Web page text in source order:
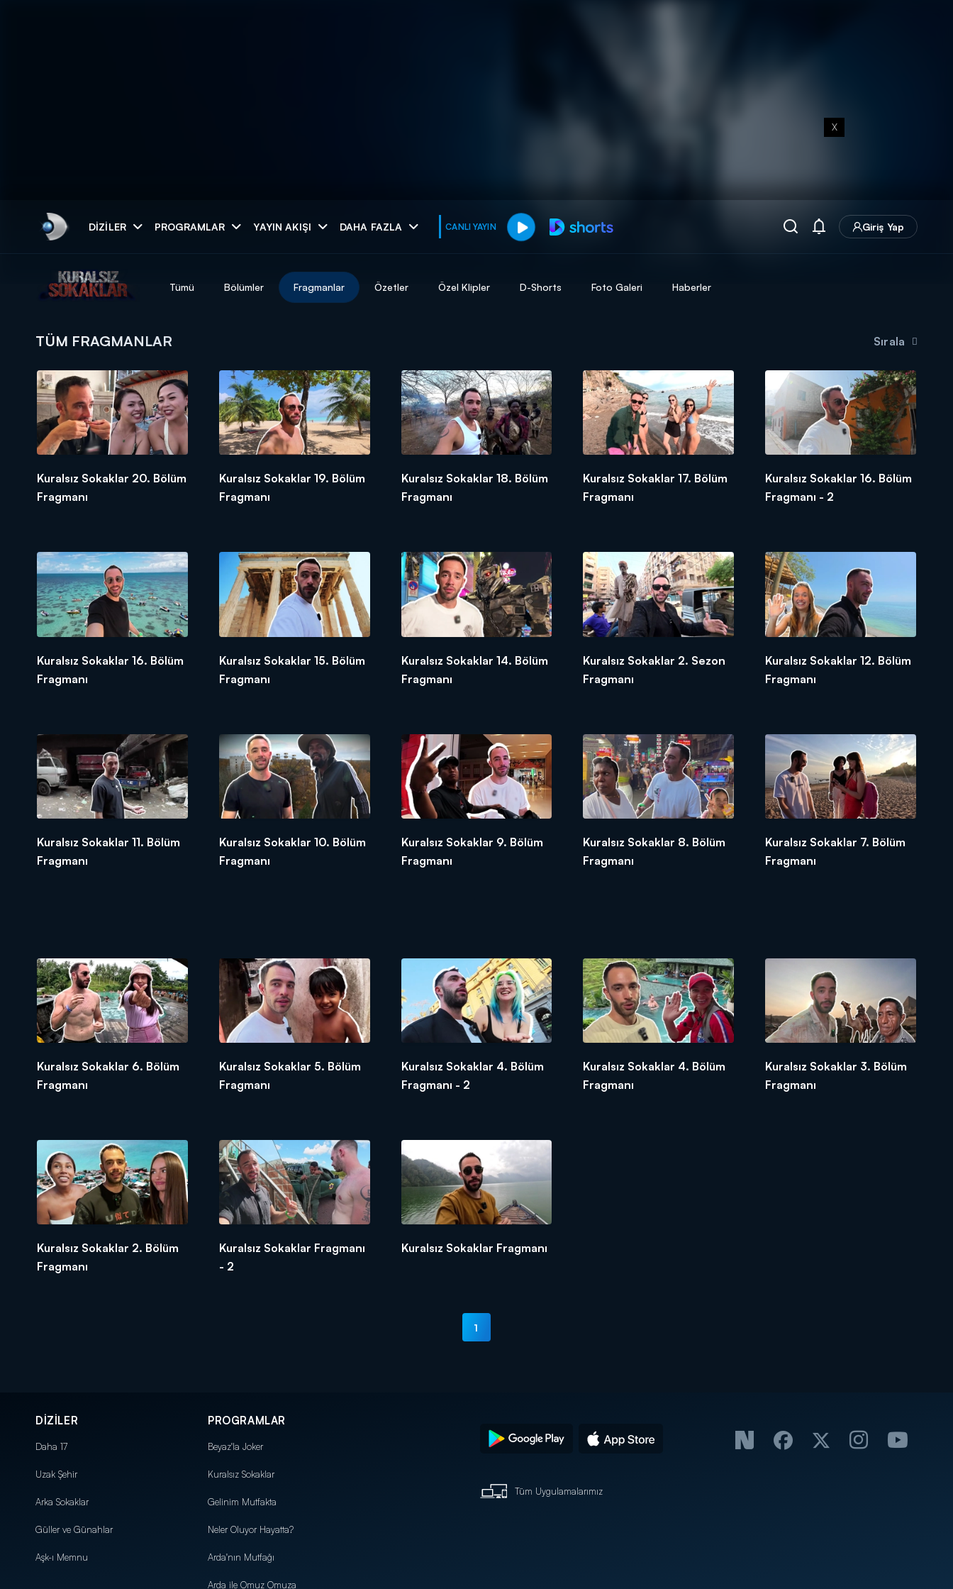
X
DIZILER PROGRAMLAR YAYIN AKIŞI DAHA FAZLA CANLI YAYIN Giriş Yap
muhteşem ikili
ARAMA SONUÇLARI
DİĞER SONUÇLAR
Tümü Bölümler Fragmanlar Özetler Özel Klipler D-Shorts Foto Galeri Haberler
TÜM FRAGMANLAR Sırala
Kuralsız Sokaklar 20. Bölüm
Fragmanı
Kuralsız Sokaklar 19. Bölüm
Fragmanı
Kuralsız Sokaklar 18. Bölüm
Fragmanı
Kuralsız Sokaklar 17. Bölüm
Fragmanı
Kuralsız Sokaklar 16. Bölüm
Fragmanı - 2
Kuralsız Sokaklar 16. Bölüm
Fragmanı
Kuralsız Sokaklar 15. Bölüm
Fragmanı
Kuralsız Sokaklar 14. Bölüm
Fragmanı
Kuralsız Sokaklar 2. Sezon
Fragmanı
Kuralsız Sokaklar 12. Bölüm
Fragmanı
Kuralsız Sokaklar 11. Bölüm
Fragmanı
Kuralsız Sokaklar 10. Bölüm
Fragmanı
Kuralsız Sokaklar 9. Bölüm
Fragmanı
Kuralsız Sokaklar 8. Bölüm
Fragmanı
Kuralsız Sokaklar 7. Bölüm
Fragmanı
Kuralsız Sokaklar 6. Bölüm
Fragmanı
Kuralsız Sokaklar 5. Bölüm
Fragmanı
Kuralsız Sokaklar 4. Bölüm
Fragmanı - 2
Kuralsız Sokaklar 4. Bölüm
Fragmanı
Kuralsız Sokaklar 3. Bölüm
Fragmanı
Kuralsız Sokaklar 2. Bölüm
Fragmanı
Kuralsız Sokaklar Fragmanı
- 2
Kuralsız Sokaklar Fragmanı
1
DİZİLER
Daha 17
Uzak Şehir
Arka Sokaklar
Güller ve Günahlar
Aşk-ı Memnu
PROGRAMLAR
Beyaz'la Joker
Kuralsız Sokaklar
Gelinim Mutfakta
Neler Oluyor Hayatta?
Arda'nın Mutfağı
Arda ile Omuz Omuza
Tüm Uygulamalarımız